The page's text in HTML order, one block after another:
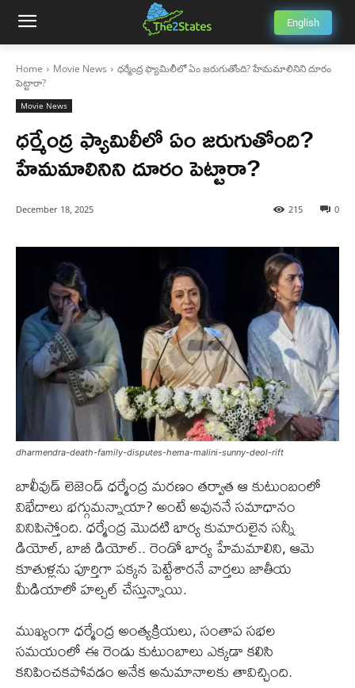
English
Home Movie News
ధర్మేంద్ర ఫ్యామిలీలో ఏం జరుగుతోంది? హేమమాలినిని దూరం
పెట్టారా?
Movie News
ధర్మేంద్ర ఫ్యామిలీలో ఏం జరుగుతోంది?
హేమమాలినిని దూరం పెట్టారా?
December 18, 2025 0
215
dharmendra-death-family-disputes-hema-malini-sunny-deol-rift
బాలీవుడ్ లెజెండ్ ధర్మేంద్ర మరణం తర్వాత ఆ కుటుంబంలో
విభేదాలు భగ్గుమన్నాయా? అంటే అవుననే సమాధానం
వినిపిస్తోంది. ధర్మేంద్ర మొదటి భార్య కుమారులైన సన్నీ
డియోల్, బాబీ డియోల్.. రెండో భార్య హేమమాలిని, ఆమె
కూతుళ్లను పూర్తిగా పక్కన పెట్టేశారనే వార్తలు జాతీయ
మీడియాలో హల్చల్ చేస్తున్నాయి.
ముఖ్యంగా ధర్మేంద్ర అంత్యక్రియలు, సంతాప సభల
సమయంలో ఈ రెండు కుటుంబాలు ఎక్కడా కలిసి
కనిపించకపోవడం అనేక అనుమానాలకు తావిచ్చింది.